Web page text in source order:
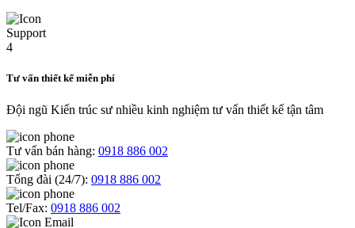
Tư vấn thiết kế miễn phí
Đội ngũ Kiến trúc sư nhiều kinh nghiệm tư vấn thiết kế tận tâm
Tư vấn bán hàng: 0918 886 002
Tổng đài (24/7): 0918 886 002
Tel/Fax: 0918 886 002